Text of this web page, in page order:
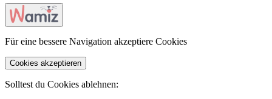
Für eine bessere Navigation akzeptiere Cookies
Cookies akzeptieren
Solltest du Cookies ablehnen: